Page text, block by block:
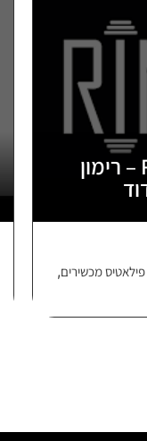
Rimon Fitness – רימון
פילאטיס מכשירים,